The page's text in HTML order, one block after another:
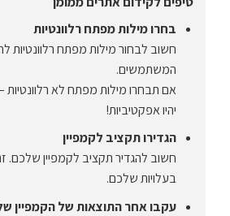
בחרו מילות מפתח רלוונטיות
חשוב לבחור מילות מפתח רלוונטיות
המשתמשים.
אם תבחרו מילות מפתח לא
יהיו אפקטיביות!
הגדירו תקציב לקמפיין
חשוב להגדיר תקציב לקמפיין שלכם.
בעלויות שלכם.
עקבו אחר התוצאות של הקמפיין